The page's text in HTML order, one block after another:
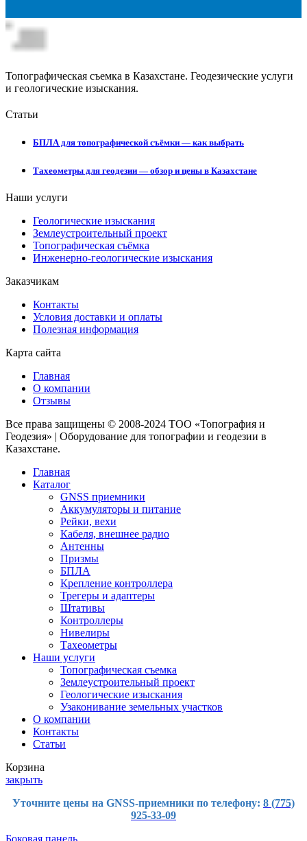
Топографическая съемка в Казахстане. Геодезические услуги
и геологические изыскания.
Статьи
БПЛА для топографической съёмки — как выбрать
Тахеометры для геодезии — обзор и цены в Казахстане
Наши услуги
Геологические изыскания
Землеустроительный проект
Топографическая съёмка
Инженерно-геологические изыскания
Заказчикам
Контакты
Условия доставки и оплаты
Полезная информация
Карта сайта
Главная
О компании
Отзывы
Все права защищены © 2008-2024 ТОО «Топография и
Геодезия» | Оборудование для топографии и геодезии в
Казахстане.
Главная
Каталог
GNSS приемники
Аккумуляторы и питание
Рейки, вехи
Кабеля, внешнее радио
Антенны
Призмы
БПЛА
Крепление контроллера
Трегеры и адаптеры
Штативы
Контроллеры
Нивелиры
Тахеометры
Наши услуги
Топографическая съемка
Землеустроительный проект
Геологические изыскания
Узаконивание земельных участков
О компании
Контакты
Статьи
Корзина
закрыть
Уточните цены на GNSS-приемники по телефону: 8 (775)
925-33-09
Боковая панель